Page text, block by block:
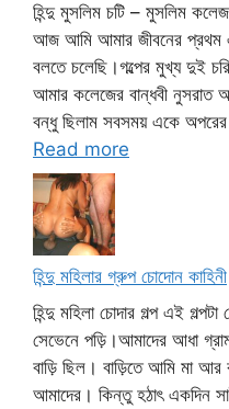
হিন্দু মুসলিম চটি – মুসলিম
আজ আমি আমার জীবনের প্রথম
বলতে চলেছি।গল্পের মুখ্য দুই
আমার কলেজের বান্ধবী নুসরাত
বন্ধু ছিলাম সবসময় একে
Read more
হিন্দু মহিলার গ্রুপ চোদোন কাহিনী
হিন্দু মহিলা চোদার গল্প এই
সেভেনে পড়ি।আমাদের আধা
বাড়ি ছিল। বাড়িতে আমি মা আর
আমাদের। কিন্তু হঠাৎ একদিন